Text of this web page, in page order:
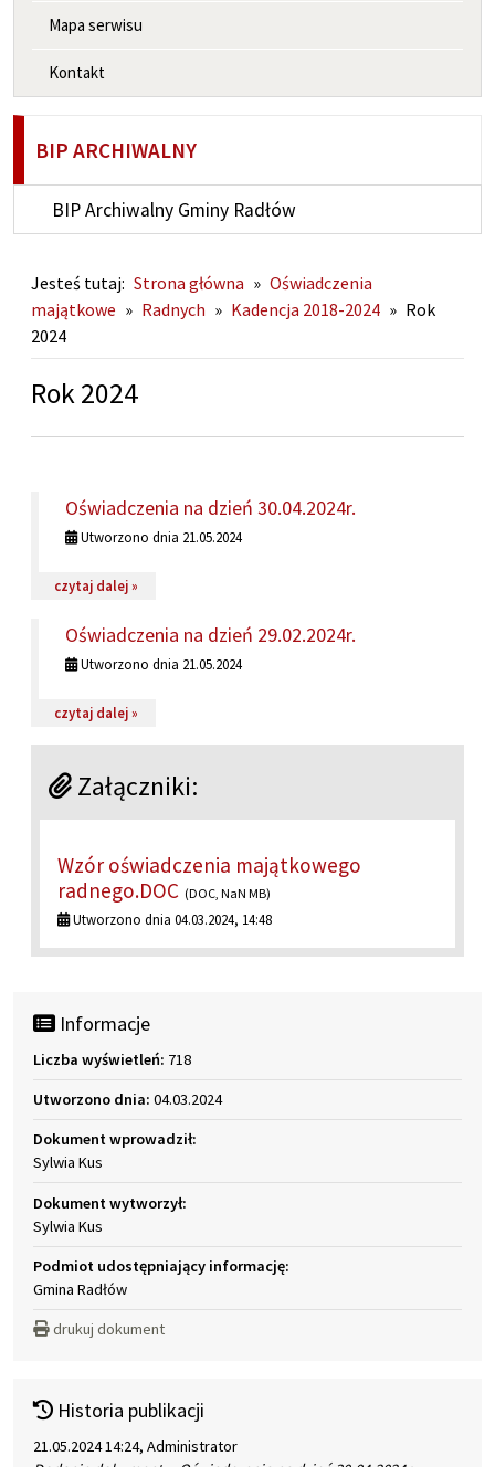
Mapa serwisu
Kontakt
BIP ARCHIWALNY
BIP Archiwalny Gminy Radłów
Jesteś tutaj: Strona główna » Oświadczenia
majątkowe » Radnych » Kadencja 2018-2024 » Rok
2024
Rok 2024
Oświadczenia na dzień 30.04.2024r.
Utworzono dnia 21.05.2024
czytaj dalej »
Oświadczenia na dzień 29.02.2024r.
Utworzono dnia 21.05.2024
czytaj dalej »
Załączniki:
Wzór oświadczenia majątkowego
radnego.DOC (DOC, NaN MB)
Utworzono dnia 04.03.2024, 14:48
Informacje
Liczba wyświetleń: 718
Utworzono dnia: 04.03.2024
Dokument wprowadził:
Sylwia Kus
Dokument wytworzył:
Sylwia Kus
Podmiot udostępniający informację:
Gmina Radłów
drukuj dokument
Historia publikacji
21.05.2024 14:24, Administrator